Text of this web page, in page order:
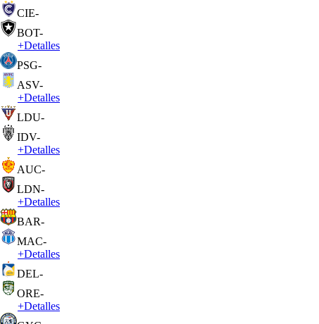
CIE-
BOT-
+Detalles
PSG-
ASV-
+Detalles
LDU-
IDV-
+Detalles
AUC-
LDN-
+Detalles
BAR-
MAC-
+Detalles
DEL-
ORE-
+Detalles